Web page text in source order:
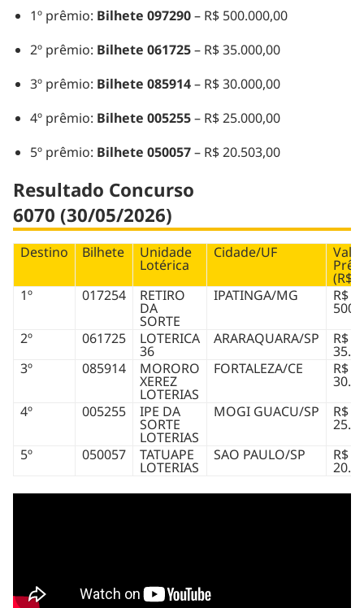
1º prêmio: Bilhete 097290– R$ 500.000,00
2º prêmio: Bilhete 061725– R$ 35.000,00
3º prêmio: Bilhete 085914– R$ 30.000,00
4º prêmio: Bilhete 005255– R$ 25.000,00
5º prêmio: Bilhete 050057– R$ 20.503,00
Resultado Concurso
6070 (30/05/2026)
Destino Bilhete Unidade
Lotérica
Cidade/UF
(R$)
1º
017254 RETIRO
DA
SORTE
IPATINGA/MG R$
2º
061725 LOTERICA
36
ARARAQUARA/SP R$
3º
085914 MORORO
XEREZ
LOTERIAS
FORTALEZA/CE R$
4º
005255 IPE DA
SORTE
LOTERIAS
MOGI GUACU/SP R$
5º
050057 TATUAPE
LOTERIAS
SAO PAULO/SP R$